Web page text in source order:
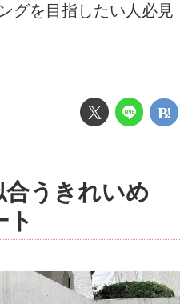
グを目指したい人必見
合うきれいめ
ト